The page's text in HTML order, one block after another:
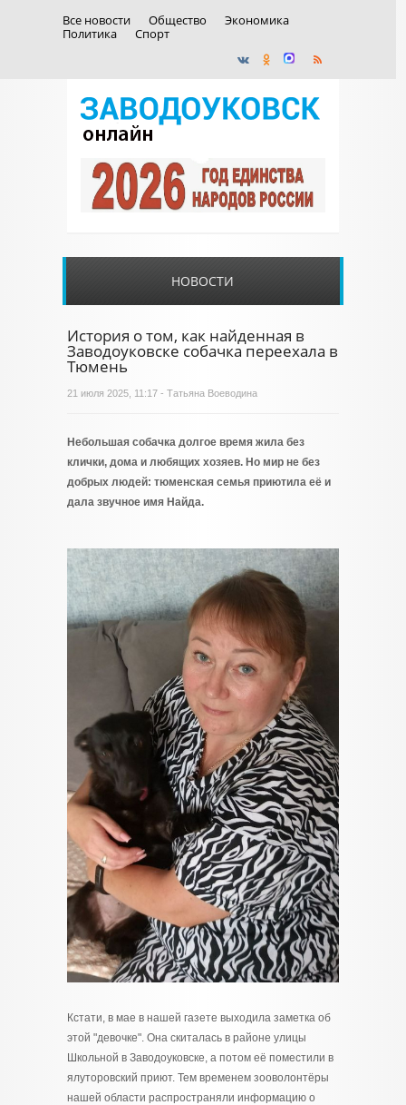
Все новости Общество
Экономика
Политика
Спорт
НОВОСТИ
История о том, как найденная в
Заводоуковске собачка переехала в
Тюмень
21 июля 2025, 11:17 - Татьяна Воеводина
Небольшая собачка долгое время жила без
клички, дома и любящих хозяев. Но мир не без
добрых людей: тюменская семья приютила её и
дала звучное имя Найда.
Кстати, в мае в нашей газете выходила заметка об
этой "девочке". Она скиталась в районе улицы
Школьной в Заводоуковске, а потом её поместили в
ялуторовский приют. Тем временем зооволонтёры
нашей области распространяли информацию о